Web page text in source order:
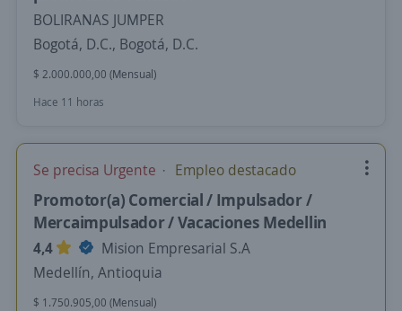
BOLIRANAS JUMPER
Bogotá, D.C., Bogotá, D.C.
$ 2.000.000,00 (Mensual)
Hace 11 horas
Se precisa Urgente Empleo destacado
Promotor(a) Comercial / Impulsador /
Mercaimpulsador / Vacaciones Medellin
4,4
Mision Empresarial S.A
Medellín, Antioquia
$ 1.750.905,00 (Mensual)